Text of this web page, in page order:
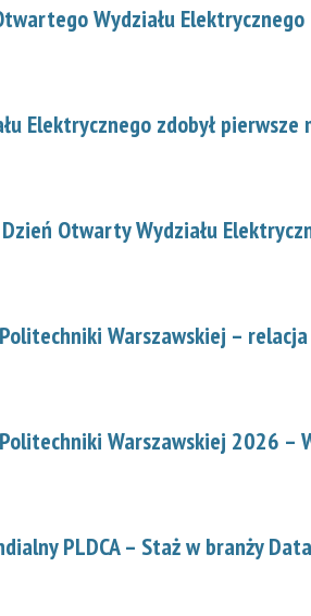
Wydziału
Elektrycznego zdobył
Otwarty Wydziału
Warszawskiej – relacja
Warszawskiej 2026 –
PLDCA – Staż w branży